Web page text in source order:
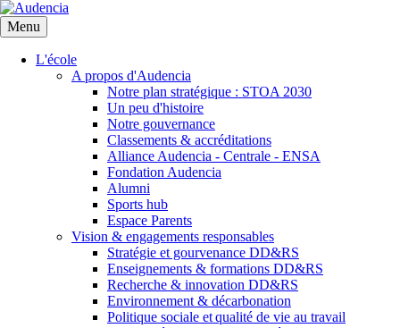
Aller
au
contenu
principal
Menu
L'école
A propos d'Audencia
Notre plan stratégique : STOA 2030
Un peu d'histoire
Notre gouvernance
Classements & accréditations
Alliance Audencia - Centrale - ENSA
Fondation Audencia
Alumni
Sports hub
Espace Parents
Vision & engagements responsables
Stratégie et gourvenance DD&RS
Enseignements & formations DD&RS
Recherche & innovation DD&RS
Environnement & décarbonation
Politique sociale et qualité de vie au travail